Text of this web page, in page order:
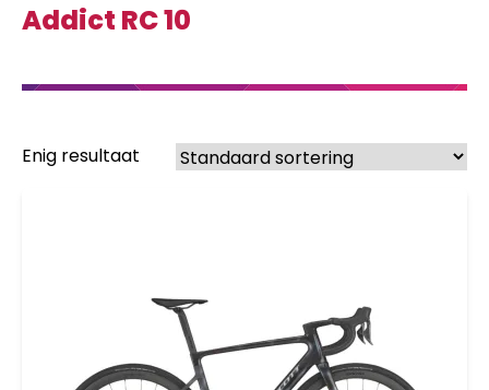
Addict RC 10
Enig resultaat